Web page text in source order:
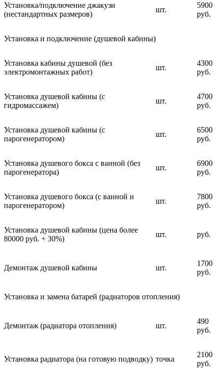
Установка/подключение джакузи
(нестандартных размеров)
шт.
5900
руб.
Установка и подключение (душевой кабины)
Установка кабины душевой (без
электромонтажных работ)
шт.
4300
руб.
Установка душевой кабины (с
гидромассажем)
шт.
4700
руб.
Установка душевой кабины (с
парогенератором)
шт.
6500
руб.
Установка душевого бокса с ванной (без
парогенератора)
шт.
6900
руб.
Установка душевого бокса (с ванной и
парогенератором)
шт.
7800
руб.
Установка душевой кабины (цена более
80000 руб. + 30%)
шт. руб.
Демонтаж душевой кабины шт.
1700
руб.
Установка и замена батарей (радиаторов отопления)
Демонтаж (радиатора отопления) шт.
490
руб.
Установка радиатора (на готовую подводку) точка
2100
руб.